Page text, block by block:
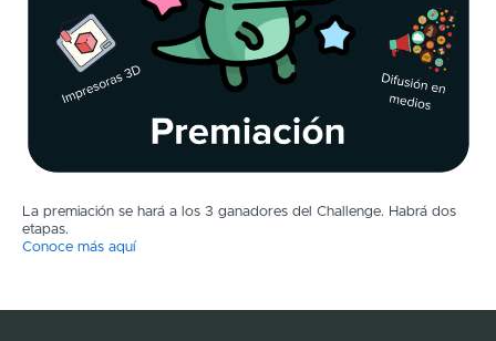
La premiación se hará a los 3 ganadores del Challenge. Habrá dos
etapas.
Conoce más aquí